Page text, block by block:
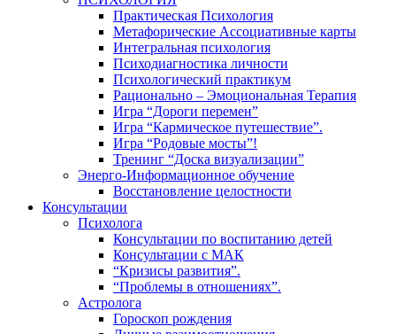
Практическая Психология
Метафорические Ассоциативные карты
Интегральная психология
Психодиагностика личности
Психологический практикум
Рационально – Эмоциональная Терапия
Игра “Дороги перемен”
Игра “Кармическое путешествие”.
Игра “Родовые мосты”!
Тренинг “Доска визуализации”
Энерго-Информационное обучение
Восстановление целостности
Консультации
Психолога
Консультации по воспитанию детей
Консультации с МАК
“Кризисы развития”.
“Проблемы в отношениях”.
Астролога
Гороскоп рождения